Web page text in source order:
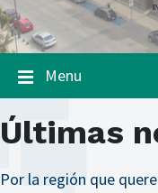
Menu
Últimas
Por la región que